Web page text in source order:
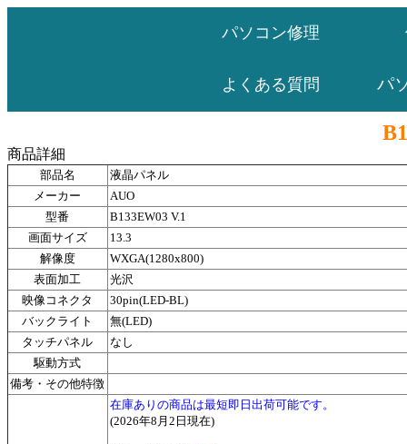
パソコン修理
よくある質問 パ
商品詳細
部品名
液晶パネル
メーカー
AUO
型番
B133EW03 V.1
画面サイズ
13.3
解像度
WXGA(1280x800)
表面加工
光沢
映像コネクタ
30pin(LED-BL)
バックライト
無(LED)
タッチパネル
なし
駆動方式
備考・その他特徴
在庫ありの商品は最短即日出荷可能です。
(2026年8月2日現在)